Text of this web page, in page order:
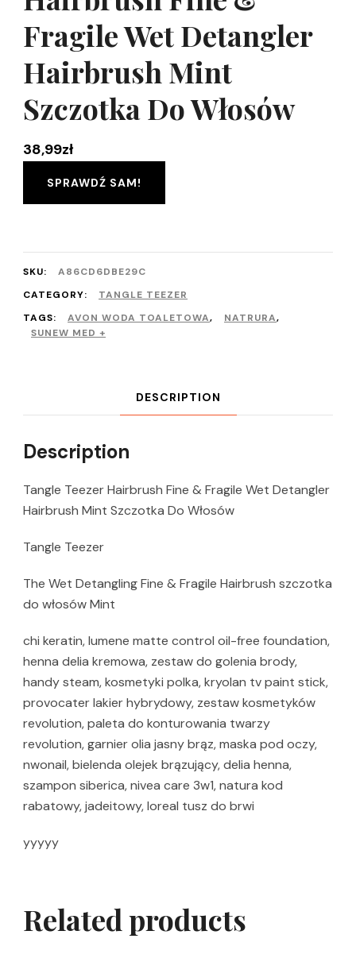
Fragile Wet Detangler
Hairbrush Mint
Szczotka Do Włosów
38,99zł
SPRAWDŹ SAM!
SKU:
A86CD6DBE29C
CATEGORY:
TANGLE TEEZER
TAGS:
AVON WODA TOALETOWA, NATRURA,
SUNEW MED +
DESCRIPTION
Description
Tangle Teezer Hairbrush Fine & Fragile Wet Detangler
Hairbrush Mint Szczotka Do Włosów
Tangle Teezer
The Wet Detangling Fine & Fragile Hairbrush szczotka
do włosów Mint
chi keratin, lumene matte control oil-free foundation,
henna delia kremowa, zestaw do golenia brody,
handy steam, kosmetyki polka, kryolan tv paint stick,
provocater lakier hybrydowy, zestaw kosmetyków
revolution, paleta do konturowania twarzy
revolution, garnier olia jasny brąz, maska pod oczy,
nwonail, bielenda olejek brązujący, delia henna,
szampon siberica, nivea care 3w1, natura kod
rabatowy, jadeitowy, loreal tusz do brwi
yyyyy
Related products